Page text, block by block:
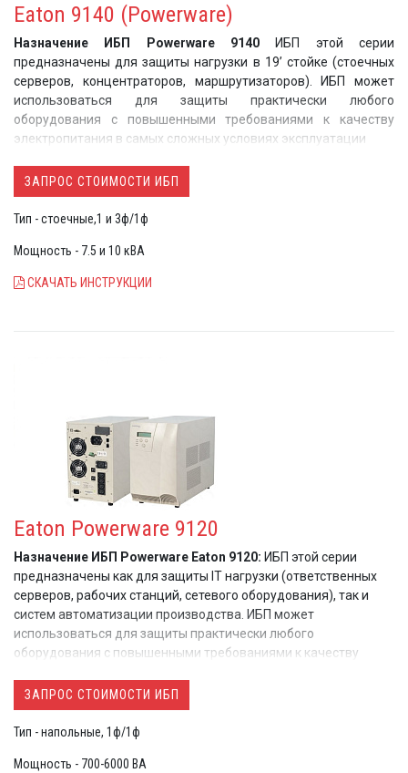
Eaton 9140 (Powerware)
Назначение ИБП Powerware 9140
ИБП этой серии
предназначены для защиты нагрузки в 19’ стойке (стоечных
серверов, концентраторов, маршрутизаторов). ИБП может
использоваться для защиты практически любого
оборудования с повышенными требованиями к качеству
электропитания в самых сложных условиях эксплуатации
ЗАПРОС СТОИМОСТИ ИБП
Тип - стоечные,1 и 3ф/1ф
Мощность - 7.5 и 10 кВА
СКАЧАТЬ ИНСТРУКЦИИ
Eaton Powerware 9120
Назначение ИБП Powerware Eaton 9120: ИБП этой серии
предназначены как для защиты IT нагрузки (ответственных
серверов, рабочих станций, сетевого оборудования), так и
систем автоматизации производства. ИБП может
использоваться для защиты практически любого
оборудования с повышенными требованиями к качеству
ЗАПРОС СТОИМОСТИ ИБП
Тип - напольные, 1ф/1ф
Мощность - 700-6000 ВА